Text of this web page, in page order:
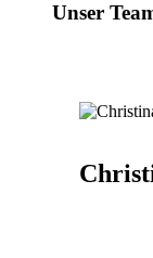
Unser